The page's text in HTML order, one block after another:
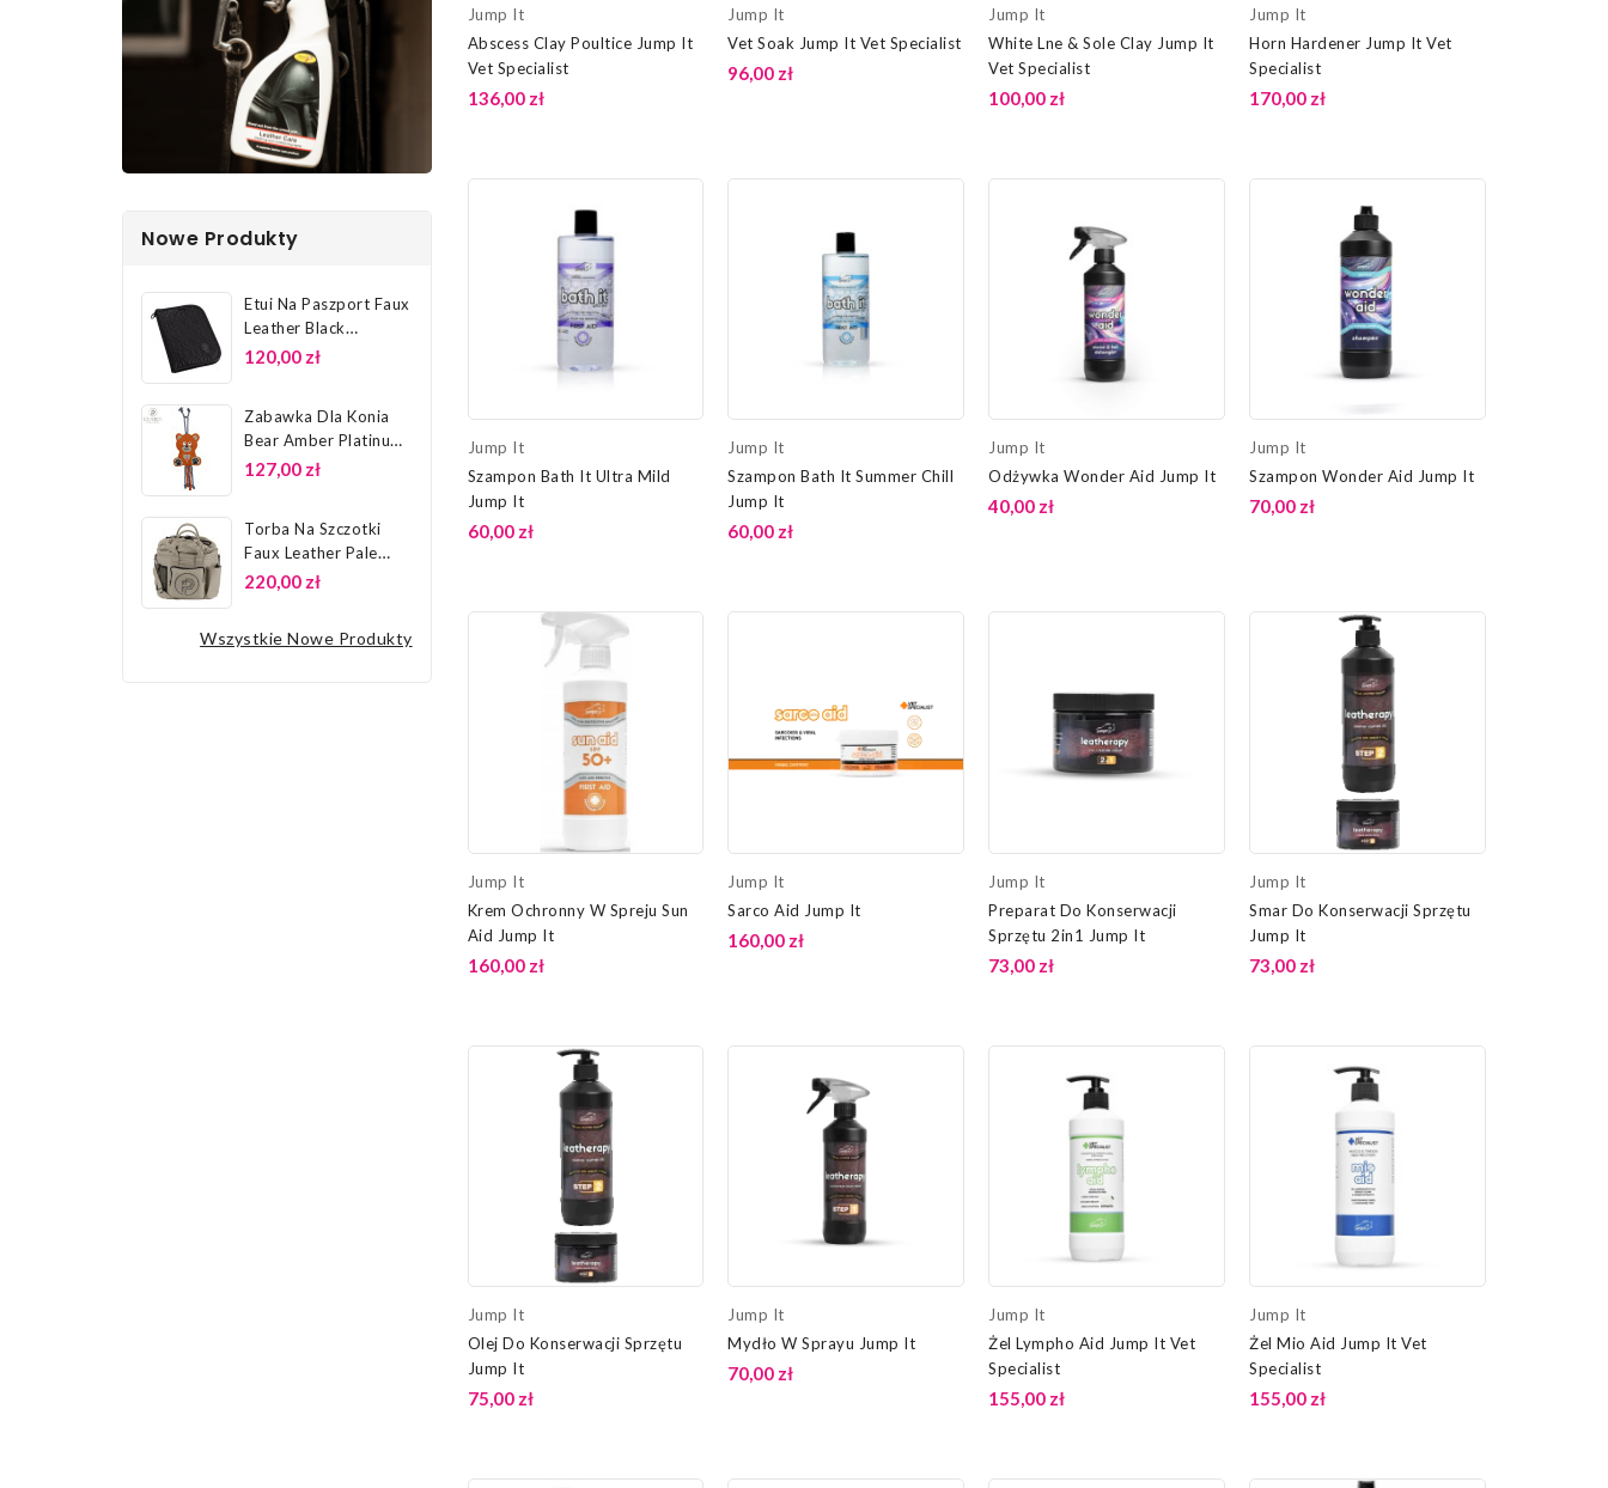
Nowe Produkty
Etui Na Paszport Faux
Leather Black
Platinum 26...
120,00 zł
Zabawka Dla Konia
Bear Amber Platinum
26 Eskadron
127,00 zł
Torba Na Szczotki
Faux Leather Pale
Grey...
220,00 zł
Wszystkie Nowe Produkty
Jump It
Abscess Clay Poultice Jump It
Vet Specialist
136,00 zł
Jump It
Vet Soak Jump It Vet Specialist
96,00 zł
Jump It
White Lne & Sole Clay Jump It
Vet Specialist
100,00 zł
Jump It
Horn Hardener Jump It Vet
Specialist
170,00 zł
Jump It
Szampon Bath It Ultra Mild
Jump It
60,00 zł
Jump It
Szampon Bath It Summer Chill
Jump It
60,00 zł
Jump It
Odżywka Wonder Aid Jump It
40,00 zł
Jump It
Szampon Wonder Aid Jump It
70,00 zł
Jump It
Krem Ochronny W Spreju Sun
Aid Jump It
160,00 zł
Jump It
Sarco Aid Jump It
160,00 zł
Jump It
Preparat Do Konserwacji
Sprzętu 2in1 Jump It
73,00 zł
Jump It
Smar Do Konserwacji Sprzętu
Jump It
73,00 zł
Jump It
Olej Do Konserwacji Sprzętu
Jump It
75,00 zł
Jump It
Mydło W Sprayu Jump It
70,00 zł
Jump It
Żel Lympho Aid Jump It Vet
Specialist
155,00 zł
Jump It
Żel Mio Aid Jump It Vet
Specialist
155,00 zł